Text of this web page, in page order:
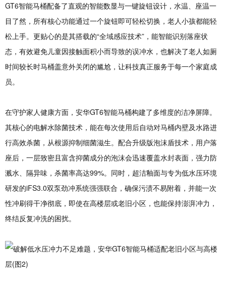
GT6智能马桶配备了直观的智能数显与一键旋钮设计，水温、座温一
目了然，所有核心功能通过一个旋钮即可轻松切换，老人小孩都能轻
松上手。更贴心的是其搭载的“全域感应技术”，能智能识别落座状
态，有效避免儿童因接触面积小而导致的误冲水，也解决了老人如厕
时间较长时马桶盖意外关闭的尴尬，让科技真正服务于每一个家庭成
员。
在守护家人健康方面，安华GT6智能马桶构建了多维度的洁净屏障。
其核心的电解水除菌技术，能在每次使用后自动对马桶内壁及水路进
行高效杀菌，从根源抑制细菌滋生。配合升级版泡沫盾技术，用户落
座后，一层致密且富含抑菌成分的泡沫会迅速覆盖水封表面，强力防
溅水、隔异味，杀菌率高达99%。同时，超洁釉面与专为低水压环境
研发的iFS3.0双泵劲冲系统强强联合，确保污渍不易附着，并能一次
性冲刷得干净彻底，即使在高楼层或老旧小区，也能保持澎湃冲力，
终结反复冲洗的困扰。